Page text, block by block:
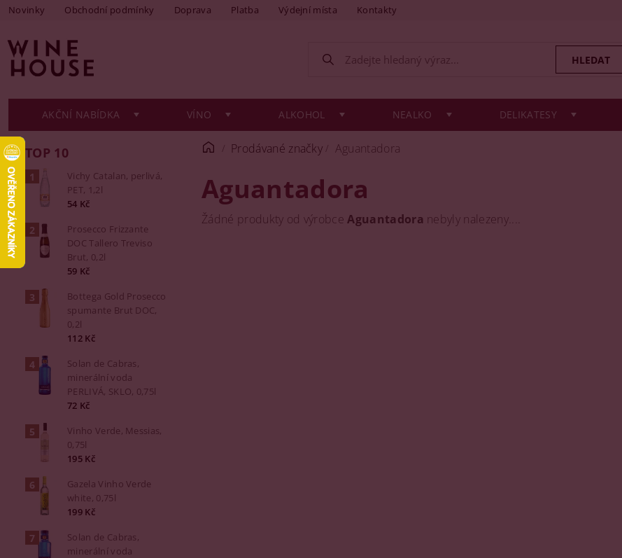
Novinky Obchodní podmínky Doprava Platba Výdejní místa Kontakty
AKČNÍ NABÍDKA VÍNO ALKOHOL NEALKO DELIKATESY
TOP 10
Vichy Catalan, perlivá,
PET, 1,2l
54 Kč
Prosecco Frizzante
DOC Tallero Treviso
Brut, 0,2l
59 Kč
Bottega Gold Prosecco
spumante Brut DOC,
0,2l
112 Kč
Solan de Cabras,
minerální voda
PERLIVÁ, SKLO, 0,75l
72 Kč
Vinho Verde, Messias,
0,75l
195 Kč
Gazela Vinho Verde
white, 0,75l
199 Kč
Solan de Cabras,
minerální voda
Prodávané značky Aguantadora
Aguantadora
Žádné produkty od výrobceAguantadora nebyly nalezeny....